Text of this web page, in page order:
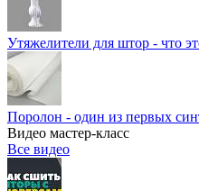
Утяжелители для штор - что
Поролон - один из первых
Видео мастер-класс
Все видео